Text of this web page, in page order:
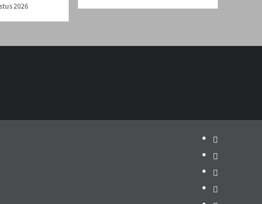
2026
Politik
Pariwisata
Jakarta
Dunia
Hukum